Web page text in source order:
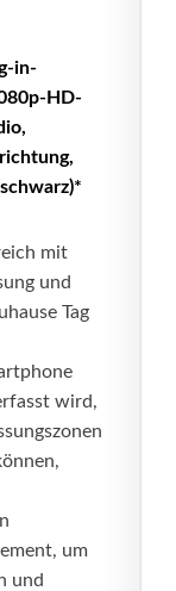
in-
HD-
mit
und
Tag
wird,
um
und